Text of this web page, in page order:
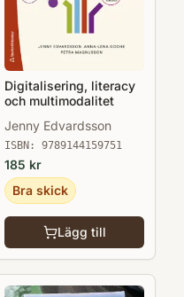
Digitalisering, literacy
och multimodalitet
Jenny Edvardsson
ISBN: 9789144159751
185 kr
Bra skick
Lägg till